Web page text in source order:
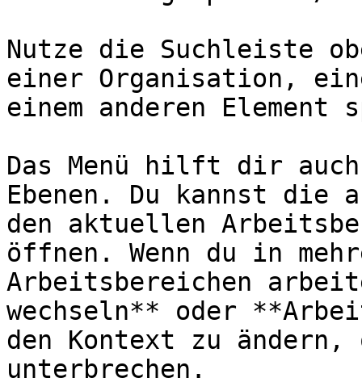
Nutze die Suchleiste
einer Organisation,
einem anderen
Das Menü hilft dir auch
Ebenen. Du kannst die
den aktuellen
öffnen. Wenn du in
Arbeitsbereichen
wechseln** oder
den Kontext zu ändern,
unterbrechen.